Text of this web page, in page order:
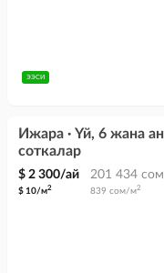
ЭЭСИ
Ижара · Үй, 6 жана
соткалар
$ 2 300/ай 201 434
$ 10/м2 839 сом/м2